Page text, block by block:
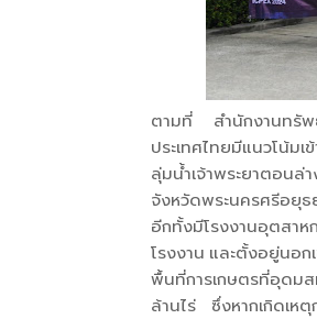
ตามที่ สำนักงานทรัพ
ประเทศไทยมีแนวโน้
ลุ่มน้ำเจ้าพระยาตอนล่
จังหวัดพระนครศรีอยุ
อีกทั้งมีโรงงานอุตสา
โรงงาน และตั้งอยู่นอ
พื้นที่การเกษตรที่อุดมส
ล้านไร่ ซึ่งหากเกิดเห